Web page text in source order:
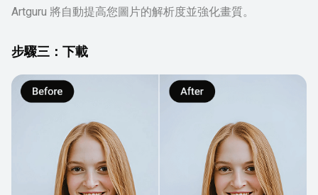
Artguru 將自動提高您圖片的解析度並強化畫質。
步驟三：下載